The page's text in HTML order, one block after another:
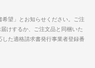
望」とお知らせください。ご注
けするか、ご注文品と同梱いた
した適格請求書発行事業者登録番